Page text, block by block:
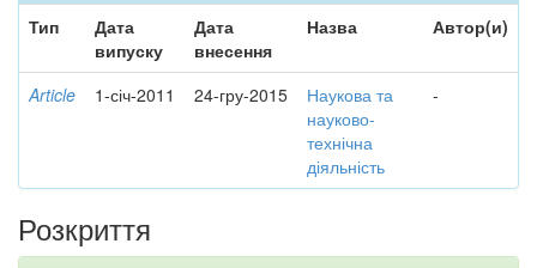
Тип
Дата
випуску
Дата
внесення
Назва Автор(и)
Article 1-січ-2011 24-гру-2015
Наукова та
науково-
технічна
діяльність
-
Розкриття